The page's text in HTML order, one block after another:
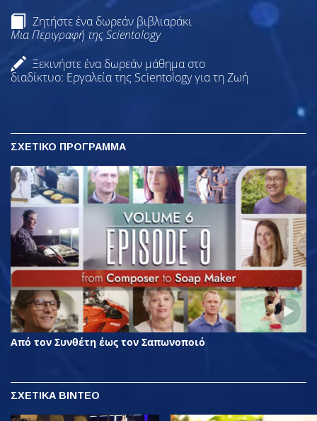
Ζητήστε ένα δωρεάν βιβλιαράκι
Μια Περιγραφή της Scientology
Ξεκινήστε ένα δωρεάν μάθημα στο
διαδίκτυο: Εργαλεία της Scientology για τη Ζωή
ΣΧΕΤΙΚΟ ΠΡΟΓΡΑΜΜΑ
Από τον Συνθέτη έως τον Σαπωνοποιό
ΣΧΕΤΙΚΑ ΒΙΝΤΕΟ